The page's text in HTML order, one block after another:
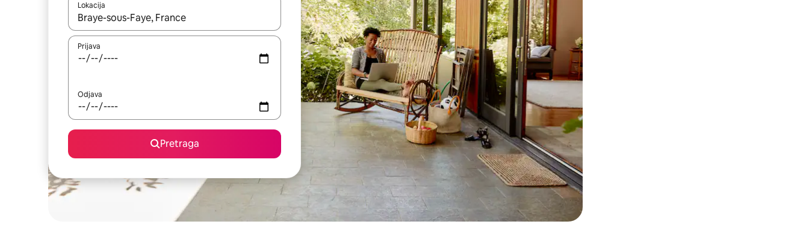
Lokacija
Kad su rezultati dostupni, možete da se krećete kroz njih pomoću strelica nagore i nadolje, kao i da ih istražujte dodirom ili prevlačenjem.
Prijava
Odjava
Pretraga